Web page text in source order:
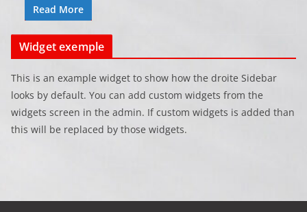
Read More
Widget exemple
This is an example widget to show how the droite Sidebar
looks by default. You can add custom widgets from the
widgets screen in the admin. If custom widgets is added than
this will be replaced by those widgets.